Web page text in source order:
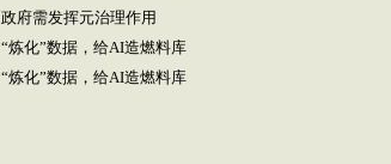
政府需发挥元治理作用
“炼化”数据，给AI造燃料库
“炼化”数据，给AI造燃料库